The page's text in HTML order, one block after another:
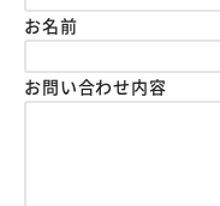
お名前
お問い合わせ内容